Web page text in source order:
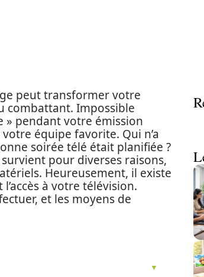
peut transformer votre
combattant. Impossible
» pendant votre émission
équipe favorite. Qui n’a
soirée télé était planifiée ?
pour diverses raisons,
Heureusement, il existe
à votre télévision.
et les moyens de